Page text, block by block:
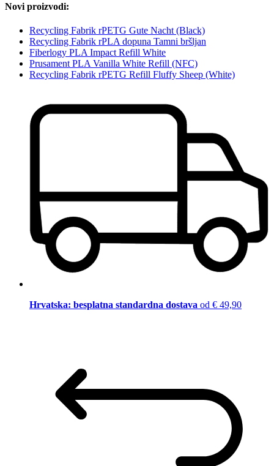
Novi proizvodi:
Recycling Fabrik rPETG Gute Nacht (Black)
Recycling Fabrik rPLA dopuna Tamni bršljan
Fiberlogy PLA Impact Refill White
Prusament PLA Vanilla White Refill (NFC)
Recycling Fabrik rPETG Refill Fluffy Sheep (White)
Hrvatska: besplatna standardna dostava od € 49,90